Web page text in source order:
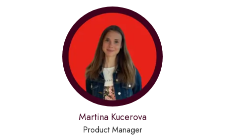
Martina Kucerova
Product Manager